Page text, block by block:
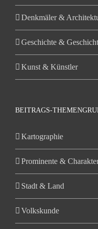
Denkmäler &
Geschichte &
Kunst & Künstler
BEITRAGS-
Kartographie
Prominente &
Stadt & Land
Volkskunde